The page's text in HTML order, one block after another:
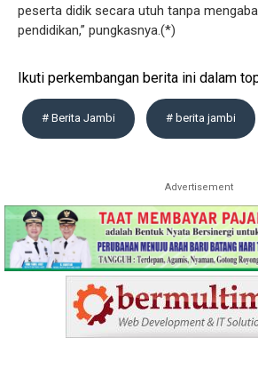
peserta didik secara utuh tanpa
pendidikan,” pungkasnya.(*)
Ikuti perkembangan berita ini dalam
# Berita Jambi # berita jambi
Advertisement